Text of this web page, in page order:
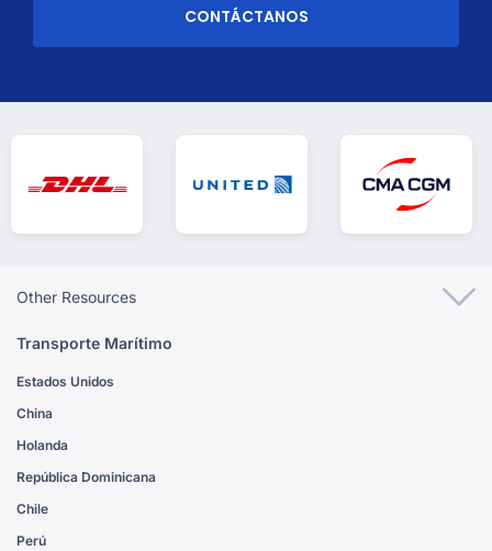
CONTÁCTANOS
Other Resources
Transporte Marítimo
Estados Unidos
China
Holanda
República Dominicana
Chile
Perú